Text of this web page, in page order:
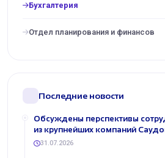
Бухгалтерия
Отдел планирования и финансов
Последние новости
Обсуждены перспективы
из крупнейших компаний
31.07.2026